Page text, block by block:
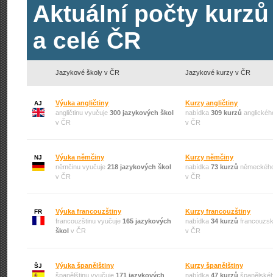
Aktuální počty
a celé ČR
Jazykové školy v ČR Jazykové kurzy v ČR
AJ
Výuka angličtiny
angličtinu vyučuje 300 jazykových škol
v ČR
Kurzy angličtiny
nabídka 309 kurzů
v ČR
NJ
Výuka němčiny
němčinu vyučuje 218 jazykových škol
v ČR
Kurzy němčiny
nabídka 73 kurzů
v ČR
FR
Výuka francouzštiny
francouzštinu vyučuje 165 jazykových
škol v ČR
Kurzy francouzštiny
nabídka 34 kurzů
v ČR
ŠJ
Výuka španělštiny
španělštinu vyučuje 171 jazykových
Kurzy španělštiny
nabídka 47 kurzů